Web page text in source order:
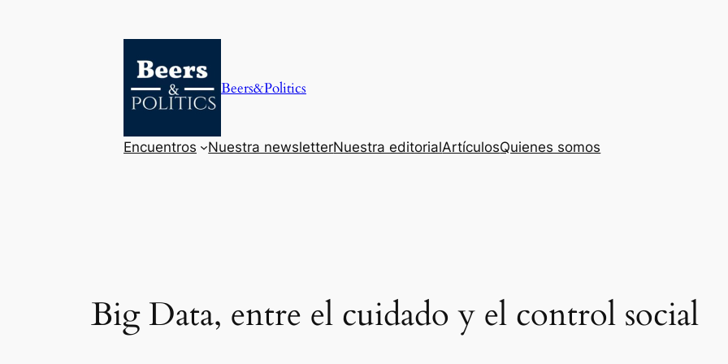
Beers&Politics
Encuentros Nuestra newsletterNuestra editorialArtículosQuienes somos
Big Data, entre el cuidado y el control social